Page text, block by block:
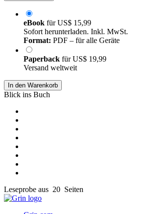
eBook fürUS$ 15,99
Sofort herunterladen. Inkl. MwSt.
Format: PDF – für alle Geräte
Paperback fürUS$ 19,99
Versand weltweit
In den Warenkorb
Blick ins Buch
Leseprobe aus 20 Seiten